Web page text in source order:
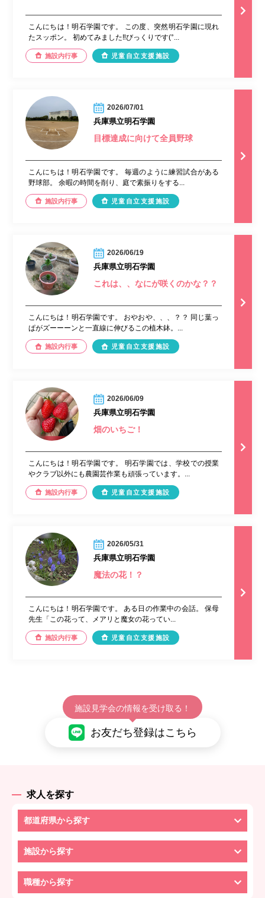
こんにちは！明石学園です。 この度、突然明石学園に現れ
たスッポン。 初めてみました‼︎びっくりです(°...
施設内行事 児童自立支援施設
2026/07/01
兵庫県立明石学園
目標達成に向けて全員野球
こんにちは！明石学園です。 毎週のように練習試合がある
野球部。 余暇の時間を削り、庭で素振りをする...
施設内行事 児童自立支援施設
2026/06/19
兵庫県立明石学園
これは、、なにが咲くのかな？？
こんにちは！明石学園です。 おやおや、、、？？ 同じ葉っ
ぱがズーーーンと一直線に伸びるこの植木鉢。...
施設内行事 児童自立支援施設
2026/06/09
兵庫県立明石学園
畑のいちご！
こんにちは！明石学園です。 明石学園では、学校での授業
やクラブ以外にも農園芸作業も頑張っています。...
施設内行事 児童自立支援施設
2026/05/31
兵庫県立明石学園
魔法の花！？
こんにちは！明石学園です。 ある日の作業中の会話。 保母
先生「この花って、メアリと魔女の花ってい...
施設内行事 児童自立支援施設
施設見学会の情報を受け取る！
お友だち登録はこちら
求人を探す
都道府県から探す
施設から探す
職種から探す